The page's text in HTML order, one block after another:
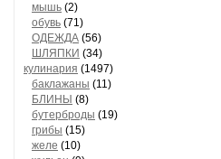
мышь (2)
обувь (71)
ОДЕЖДА (56)
ШЛЯПКИ (34)
кулинария (1497)
баклажаны (11)
БЛИНЫ (8)
бутерброды (19)
грибы (15)
желе (10)